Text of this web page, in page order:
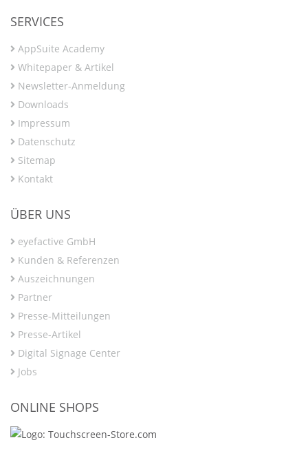
SERVICES
AppSuite Academy
Whitepaper & Artikel
Newsletter-Anmeldung
Downloads
Impressum
Datenschutz
Sitemap
Kontakt
ÜBER UNS
eyefactive GmbH
Kunden & Referenzen
Auszeichnungen
Partner
Presse-Mitteilungen
Presse-Artikel
Digital Signage Center
Jobs
ONLINE SHOPS